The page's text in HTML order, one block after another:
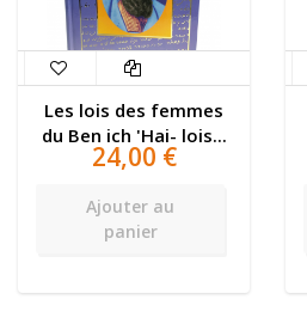
Les lois des femmes
du Ben ich 'Hai- lois...
24,00 €
Ajouter au
panier